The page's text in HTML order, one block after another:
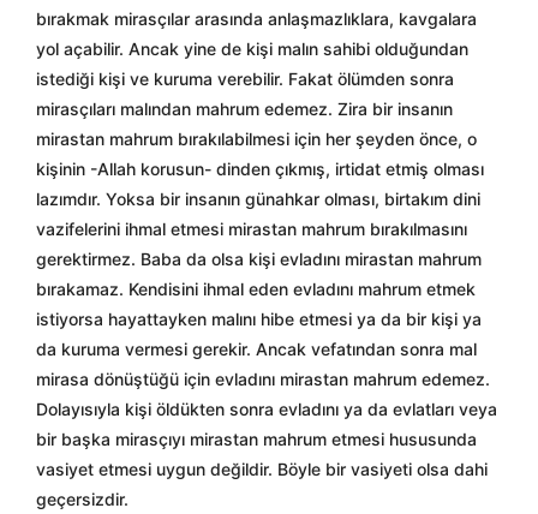
bırakmak mirasçılar arasında anlaşmazlıklara, kavgalara
yol açabilir. Ancak yine de kişi malın sahibi olduğundan
istediği kişi ve kuruma verebilir. Fakat ölümden sonra
mirasçıları malından mahrum edemez. Zira bir insanın
mirastan mahrum bırakılabilmesi için her şeyden önce, o
kişinin -Allah korusun- dinden çıkmış, irtidat etmiş olması
lazımdır. Yoksa bir insanın günahkar olması, birtakım dini
vazifelerini ihmal etmesi mirastan mahrum bırakılmasını
gerektirmez. Baba da olsa kişi evladını mirastan mahrum
bırakamaz. Kendisini ihmal eden evladını mahrum etmek
istiyorsa hayattayken malını hibe etmesi ya da bir kişi ya
da kuruma vermesi gerekir. Ancak vefatından sonra mal
mirasa dönüştüğü için evladını mirastan mahrum edemez.
Dolayısıyla kişi öldükten sonra evladını ya da evlatları veya
bir başka mirasçıyı mirastan mahrum etmesi hususunda
vasiyet etmesi uygun değildir. Böyle bir vasiyeti olsa dahi
geçersizdir.